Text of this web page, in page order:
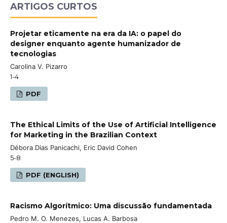
ARTIGOS CURTOS
Projetar eticamente na era da IA: o papel do
designer enquanto agente humanizador de
tecnologias
Carolina V. Pizarro
1-4
PDF
The Ethical Limits of the Use of Artificial Intelligence
for Marketing in the Brazilian Context
Débora Dias Panicachi, Eric David Cohen
5-8
PDF (ENGLISH)
Racismo Algorítmico: Uma discussão fundamentada
Pedro M. O. Menezes, Lucas A. Barbosa